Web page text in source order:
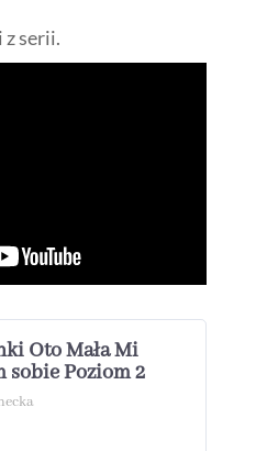
z serii.
Oto Mała Mi
sobie Poziom 2